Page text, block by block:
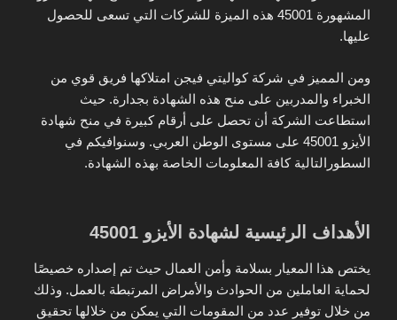
المشهورة 45001 هذه الميزة للشركات التي تسعى للحصول
عليها.
ومن المميز في شركة كواليتي فيجن امتلاكها فريق قوي من
الخبراء والمدربين على منح هذه الشهادة بجدارة. حيث
استطاعت الشركة أن تحصل على أرقام كبيرة في منح شهادة
الأيزو 45001 على مستوى الوطن العربي. وسنوافيكم في
السطورالتالية كافة المعلومات الخاصة بهذه الشهادة.
الأهداف الرئيسية لشهادة الأيزو 45001
يختص هذا المعيار بسلامة وأمن العمال حيث تم إصداره خصيصًا
لحماية العاملين من الحوادث والأمراض المرتبطة بالعمل. وذلك
من خلال توفير عدد من المقومات التي يمكن من خلالها تحقيق